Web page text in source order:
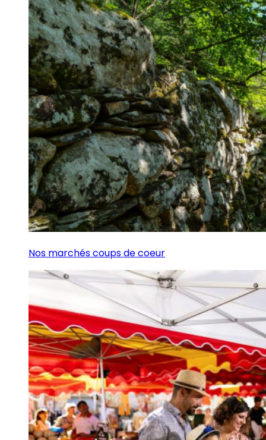
Nos marchés coups de coeur